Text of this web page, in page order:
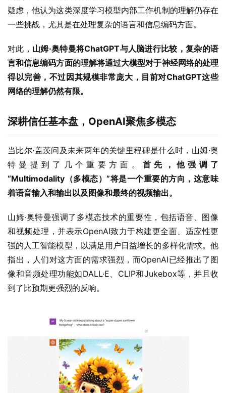
疑虑，他认为这类深度学习模型内部工作机制的理解仍存在
一些挑战，尤其是在处理复杂的语言和信息编码方面。
对此， 山姆·奥特曼将ChatGPT与人脑进行比较，复杂的语
言和信息编码方面的理解将通过大模型对于神经网络的处理
得以完善，不过因其规模非常庞大，目前对ChatGPT这些
网络的理解仍然有限。
深耕信任基本盘，OpenAI聚焦多模态
当比尔·盖茨问及未来两年的关键里程碑是什么时，山姆·奥
特曼提到了几个重要方面。 首先，他强调了
“Multimodality（多模态）”将是一个重要的方向，这意味
着语音输入和输出以及图像和最终的视频输出。
山姆·奥特曼强调了多模态技术的重要性，包括语音、图像
和视频处理，并表示OpenAI致力于构建更全面、适应性更
强的人工智能模型，以满足用户日益增长的多样化需求。他
指出，人们对这方面的需求强烈，而OpenAI已经推出了图
像和音频处理功能如DALL·E、CLIP和Jukebox等，并且收
到了比预期更强烈的反响。